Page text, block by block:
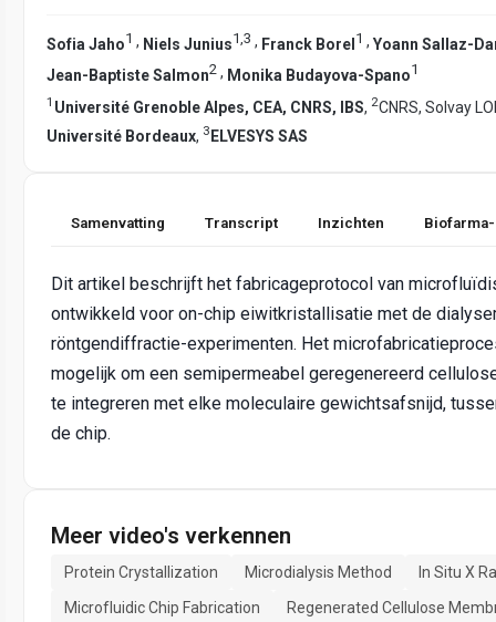
Sofia Jaho1 , Niels Junius1,3 , Franck Borel 1 , Yoann Sallaz-
Jean-Baptiste Salmon2 , Monika Budayova-Spano1
1 Université Grenoble Alpes, CEA, CNRS, IBS, 2CNRS, Solvay
Université Bordeaux, 3 ELVESYS SAS
Samenvatting Transcript Inzichten
Dit artikel beschrijft het fabricageprotocol van
ontwikkeld voor on-chip eiwitkristallisatie met de
röntgendiffractie-experimenten. Het
mogelijk om een semipermeabel geregenereerd
te integreren met elke moleculaire gewichtsafsnijd,
de chip.
Meer video's verkennen
Protein Crystallization Microdialysis Method
In Situ X
Microfluidic Chip Fabrication
Regenerated Cellulose